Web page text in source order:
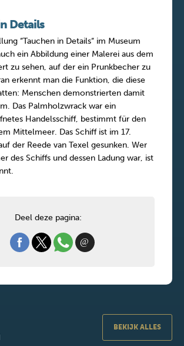
Details
“Tauchen in Details“ im Museum
ein Abbildung einer Malerei aus dem
zu sehen, auf der ein Prunkbecher zu
erkennt man die Funktion, die diese
Menschen demonstrierten damit
Das Palmholzwrack war ein
Handelsschiff, bestimmt für den
Mittelmeer. Das Schiff ist im 17.
der Reede van Texel gesunken. Wer
des Schiffs und dessen Ladung war, ist
Deel deze pagina:
BEKIJK ALLES